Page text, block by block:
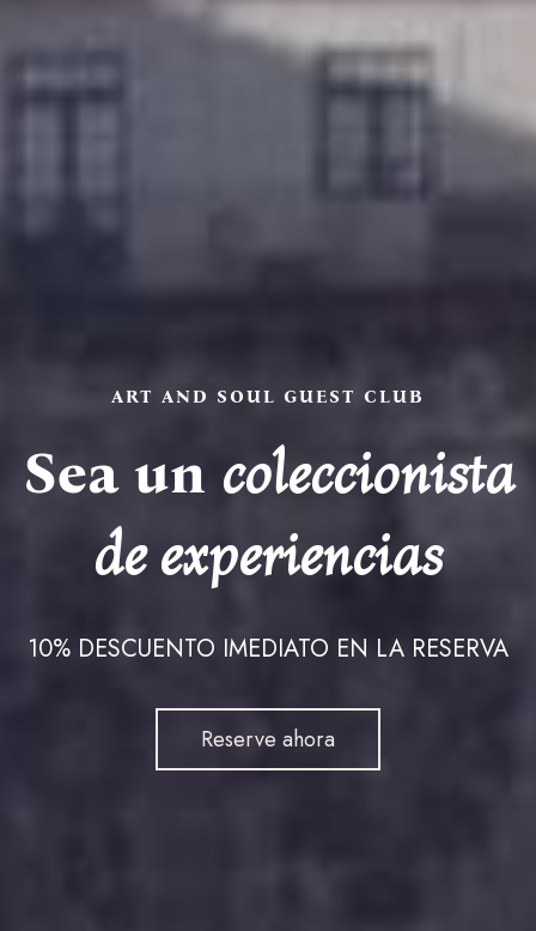
Hoteles boutique
temáticos en las
ciudades de
Oporto, Gaia,
Lisboa y Évora.
Reserve ya
ART AND SOUL GUEST CLUB
Sea un coleccionista
de experiencias
10% DESCUENTO IMEDIATO EN LA RESERVA
Reserve ahora
Nos encanta
mostrar lo que es
nuestro: el Alma y
la Cultura
Portuguesa.
SOMOS ART AND SOUL
Porque el mundo
es mejor con Arte
y Alma.